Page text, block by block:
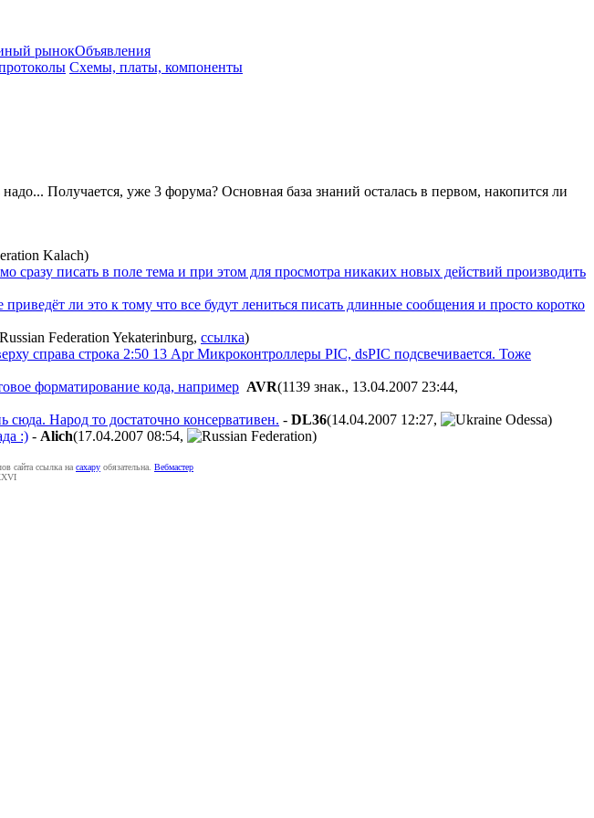
рынокОбъявления
Схемы, платы, компоненты
Получается, уже 3 форума? Основная база знаний осталась в первом, накопится ли
)
писать в поле тема и при этом для просмотра никаких новых действий производить
ли это к тому что все будут лениться писать длинные сообщения и просто коротко
, ссылка)
справа строка 2:50 13 Apr Микроконтроллеры PIC, dsPIC подсвечивается. Тоже
форматирование кода, например AVR(1139 знак., 13.04.2007 23:44,
сюда. Народ то достаточно консервативен. - DL36(14.04.2007 12:27,
)
:) - Alich(17.04.2007 08:54, )
сайта ссылка на caxapу обязательна. Вебмастер